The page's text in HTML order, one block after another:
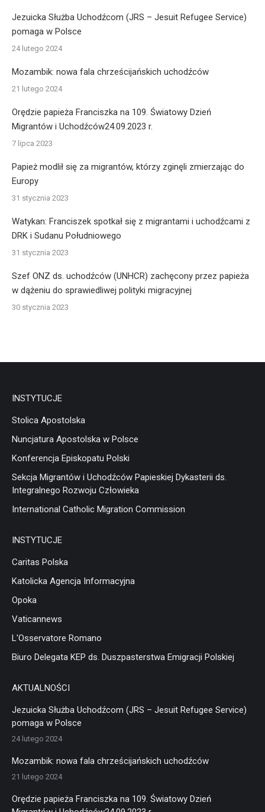
Jezuicka Służba Uchodźcom (JRS – Jesuit Refugee Service)
pomaga w Polsce
24 lutego 2024
Mozambik: nowa fala chrześcijańskich uchodźców
21 lutego 2024
Orędzie papieża Franciszka na 109. Światowy Dzień
Migrantów i Uchodźców24.09.2023 r.
7 lipca 2023
Papież modlił się za migrantów, którzy zginęli zmierzając do
Europy
31 stycznia 2023
Watykan: Franciszek spotkał się z migrantami i uchodźcami z
DRK i Sudanu Południowego
31 stycznia 2023
Szef ONZ ds. uchodźców (UNHCR) zachęcony przez papieża
w dążeniu do sprawiedliwej polityki migracyjnej
30 stycznia 2023
INSTYTUCJE
Stolica Apostolska
Nuncjatura Apostolska w Polsce
Konferencja Episkopatu Polski
Sekcja Migrantów i Uchodźców Papieskiej Dykasterii ds.
Integralnego Rozwoju Człowieka
International Catholic Migration Commission
INSTYTUCJE
Caritas Polska
Katolicka Agencja Informacyjna
Opoka
Vaticannews
L'Osservatore Romano
Biuro Delegata KEP ds. Duszpasterstwa Emigracji Polskiej
AKTUALNOŚCI
Jezuicka Służba Uchodźcom (JRS – Jesuit Refugee Service)
pomaga w Polsce
24 lutego 2024
Mozambik: nowa fala chrześcijańskich uchodźców
21 lutego 2024
Orędzie papieża Franciszka na 109. Światowy Dzień